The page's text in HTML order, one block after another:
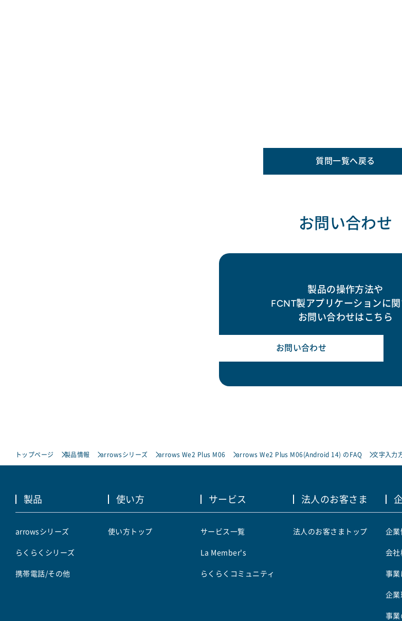
質問一覧へ戻る
お問い合わせ
製品の操作方法や
FCNT製アプリケーションに関
お問い合わせはこちら
お問い合わせ
トップページ 製品情報 arrowsシリーズ arrows We2 Plus M06 arrows We2 Plus M06(Android 14) のFAQ 文字入力
製品
arrowsシリーズ
らくらくシリーズ
携帯電話/その他
使い方
使い方トップ
サービス
サービス一覧
La Member's
らくらくコミュニティ
法人のお客さま
法人のお客さまトップ 企
会
事
企
事